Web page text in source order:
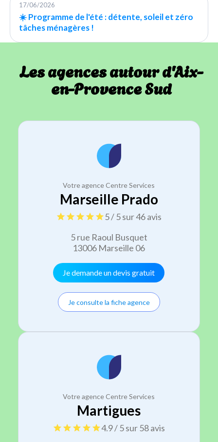
17/06/2026
☀️ Programme de l'été : détente, soleil et zéro
tâches ménagères !
Les agences autour d'Aix-
en-Provence Sud
Votre agence Centre Services
Marseille Prado
5 / 5 sur 46 avis
5 rue Raoul Busquet
13006 Marseille 06
Je demande un devis gratuit
Je consulte la fiche agence
Votre agence Centre Services
Martigues
4.9 / 5 sur 58 avis